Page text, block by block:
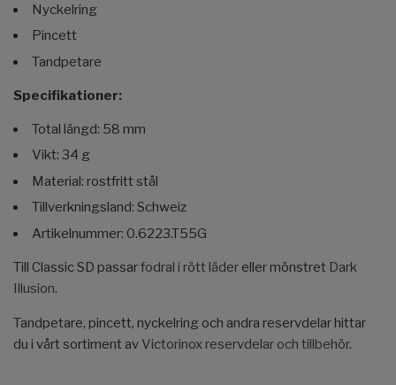
Nyckelring
Pincett
Tandpetare
Specifikationer:
Total längd: 58 mm
Vikt: 34 g
Material: rostfritt stål
Tillverkningsland: Schweiz
Artikelnummer: 0.6223.T55G
Till Classic SD passarfodral i rött läder eller mönstret Dark
Illusion.
Tandpetare, pincett, nyckelring och andra reservdelar hittar
du i vårt sortiment av Victorinox reservdelar och tillbehör.